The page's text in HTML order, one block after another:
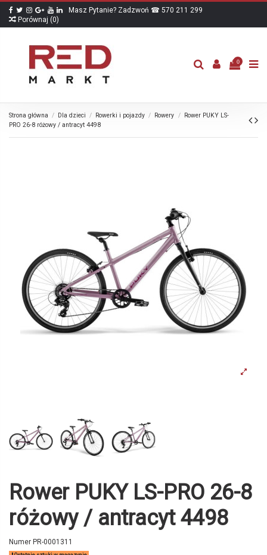
Masz Pytanie? Zadzwoń ☎ 570 211 299
Porównaj (0)
0
Strona główna Dla dzieci Rowerki i pojazdy Rowery
Rower PUKY LS-
PRO 26-8 różowy / antracyt 4498
Rower PUKY LS-PRO 26-8
różowy / antracyt 4498
Numer PR-0001311